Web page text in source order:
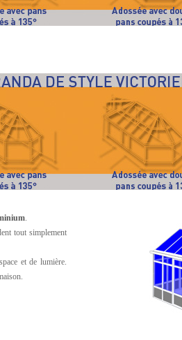
.
tout simplement
et de lumière.